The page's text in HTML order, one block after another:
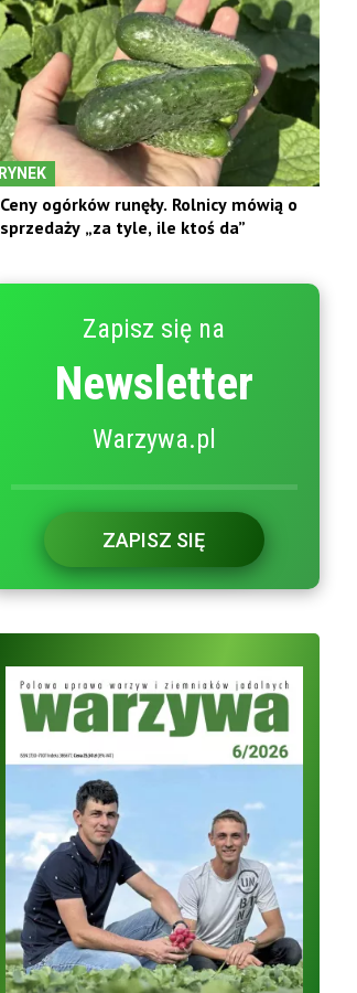
RYNEK
Ceny ogórków runęły. Rolnicy mówią o
sprzedaży „za tyle, ile ktoś da”
Zapisz się na
Newsletter
Warzywa.pl
ZAPISZ SIĘ